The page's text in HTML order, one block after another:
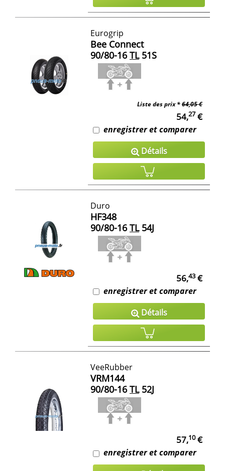
Eurogrip
Bee Connect
90/80-16 TL51S
Liste des prix *64,05 €
54,27 €
enregistrer et comparer
Détails
Duro
HF348
90/80-16 TL54J
56,43€
enregistrer et comparer
Détails
VeeRubber
VRM144
90/80-16 TL52J
57,10€
enregistrer et comparer